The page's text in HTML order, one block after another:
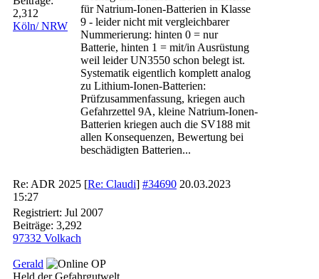
2,312
Köln/ NRW
für Natrium-Ionen-Batterien in Klasse
9 - leider nicht mit vergleichbarer
Nummerierung: hinten 0 = nur
Batterie, hinten 1 = mit/in Ausrüstung
weil leider UN3550 schon belegt ist.
Systematik eigentlich komplett analog
zu Lithium-Ionen-Batterien:
Prüfzusammenfassung, kriegen auch
Gefahrzettel 9A, kleine Natrium-Ionen-
Batterien kriegen auch die SV188 mit
allen Konsequenzen, Bewertung bei
beschädigten Batterien...
Re: ADR 2025 [Re: Claudi] #34690 20.03.2023
15:27
Registriert: Jul 2007
Beiträge: 3,292
97332 Volkach
Gerald
OP
Held der Gefahrgutwelt